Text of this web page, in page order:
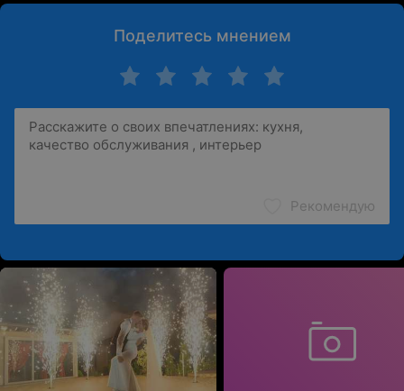
Поделитесь мнением
Рекомендую